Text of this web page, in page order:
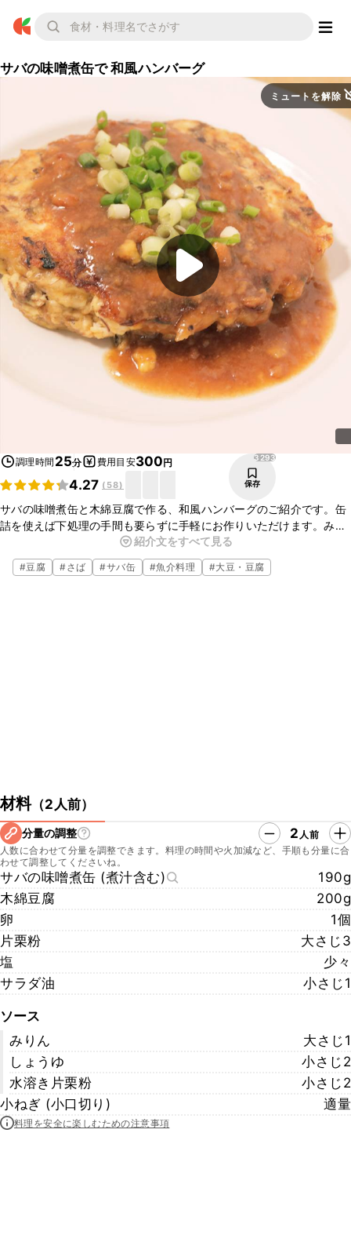
サバの味噌煮缶で 和風ハンバーグ
ミュートを解除
調理時間 25分 費用目安300円
4.27 ( 58)
3293
保存
サバの味噌煮缶と木綿豆腐で作る、和風ハンバーグのご紹介です。缶
詰を使えば下処理の手間も要らずに手軽にお作りいただけます。みそ
のコクが効いていて、ごはんがどんどん進むおいしさですよ。ぜひ
作ってみてくださいね。
紹介文をすべて見る
#豆腐 #さば #サバ缶 #魚介料理 #大豆・豆腐
材料（2人前）
分量の調整 2 人前
人数に合わせて分量を調整できます。料理の時間や火加減など、手順も分量に合
わせて調整してくださいね。
サバの味噌煮缶 (煮汁含む)
190g
木綿豆腐
200g
卵
1個
片栗粉
大さじ3
塩
少々
サラダ油
小さじ1
ソース
みりん
大さじ1
しょうゆ
小さじ2
水溶き片栗粉
小さじ2
小ねぎ (小口切り)
適量
料理を安全に楽しむための注意事項